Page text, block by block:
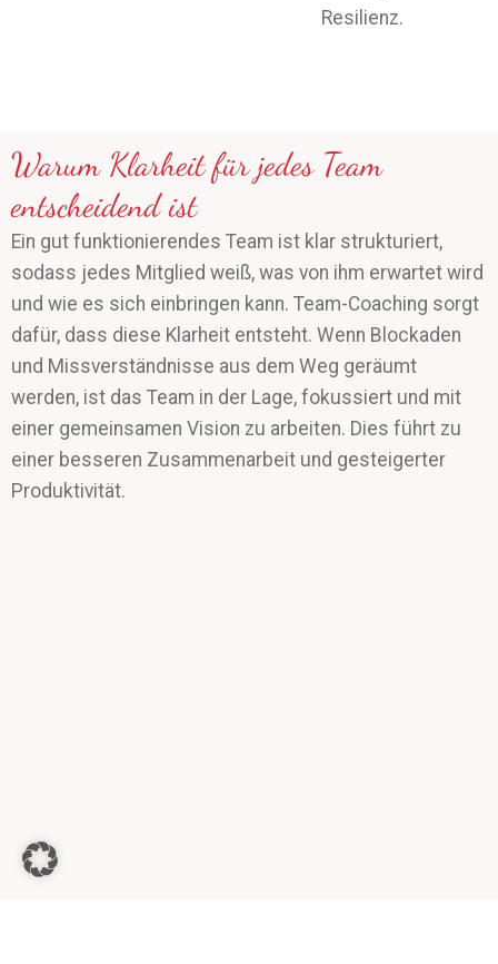
Resilienz.
Warum Klarheit für jedes Team
entscheidend ist
Ein gut funktionierendes Team ist klar strukturiert,
sodass jedes Mitglied weiß, was von ihm erwartet wird
und wie es sich einbringen kann. Team-Coaching sorgt
dafür, dass diese Klarheit entsteht. Wenn Blockaden
und Missverständnisse aus dem Weg geräumt
werden, ist das Team in der Lage, fokussiert und mit
einer gemeinsamen Vision zu arbeiten. Dies führt zu
einer besseren Zusammenarbeit und gesteigerter
Produktivität.